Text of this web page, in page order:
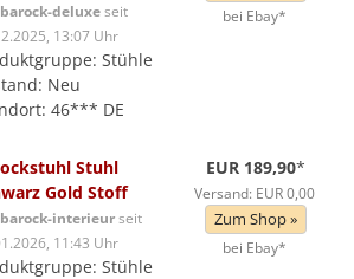
barock-deluxeseit
13:07 Uhr
Stühle
Neu
46*** DE
bei Ebay*
Stuhl
Gold Stoff
barock-interieurseit
11:43 Uhr
Stühle
EUR 189,90*
Versand: EUR 0,00
Zum Shop »
bei Ebay*